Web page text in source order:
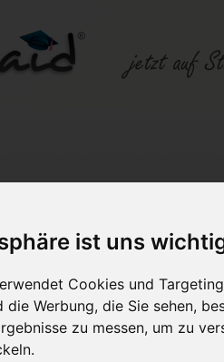
ist uns
Cookies und
die Werbung, die Sie sehen,
zu messen, um zu
ADA01N-XX2-K06
Ich biete die o.g.